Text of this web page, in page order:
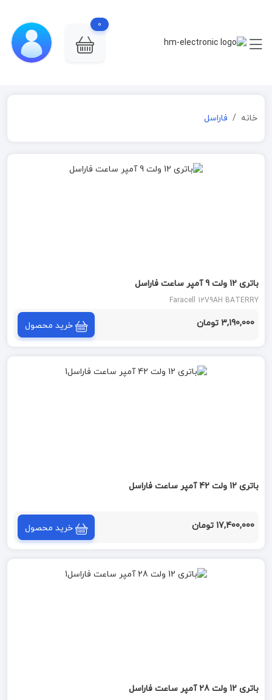
0
خانه فاراسل
باتری 12 ولت 9 آمپر ساعت فاراسل
Faracell 12V9AH BATERRY
3,190,000 تومان خرید محصول
باتری 12 ولت 42 آمپر ساعت فاراسل
17,400,000 تومان خرید محصول
باتری 12 ولت 28 آمپر ساعت فاراسل